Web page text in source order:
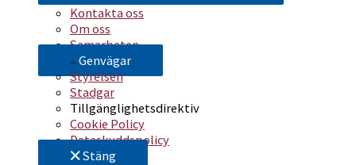
Kontakta oss
Om oss
Samarbeten
Genvägar
Styrelsen
Stadgar
Tillgänglighetsdirektiv
Cookie Policy
Dataskyddspolicy
Stäng